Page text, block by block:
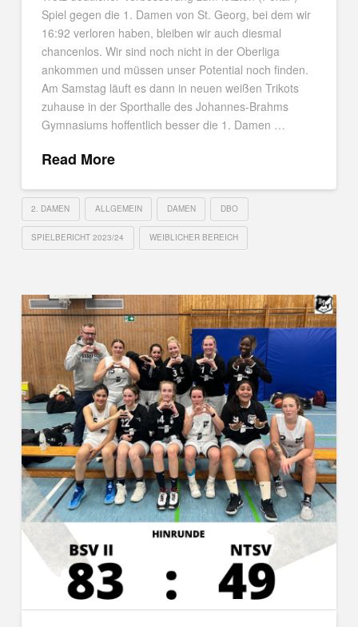
Spiel gegen die 1. Damen von St. Georg, bei dem wir
16:92 verloren haben, bleiben wir auch diesmal
chancenlos. Wir sind noch nicht in der Oberliga
ankommen und müssen unser Potential noch finden.
Am Samstag läuft es dann in neuen weißen Trikots
zuhause in der Sporthalle des Johannes-Brahms
Gymnasiums hoffentlich besser die 1. Damen …
Read More
2. DAMEN ALLGEMEIN DAMEN DBO
SPIELBERICHT 2023/24 WEIBLICHER BEREICH